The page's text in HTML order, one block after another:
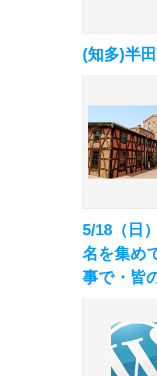
(知多)半
5/18（日
名を集め
事で・皆